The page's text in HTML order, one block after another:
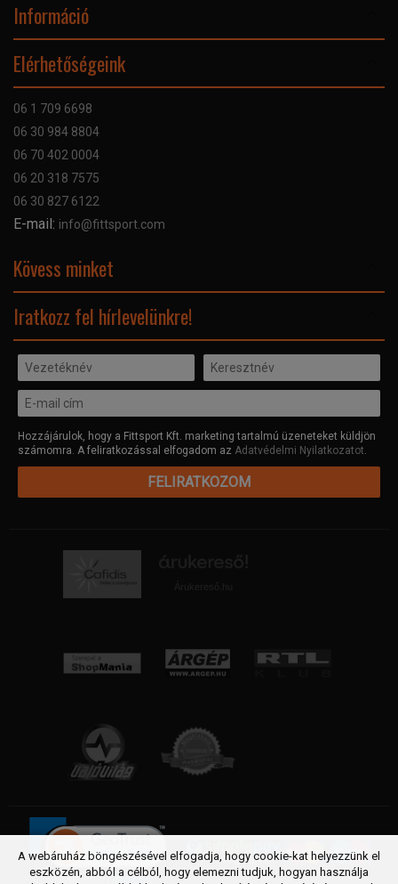
Információ
Bankkártyás fizetés
Adatvédelmi nyilatkozat
Elérhetőségeink
06 1 709 6698
06 30 984 8804
06 70 402 0004
06 20 318 7575
06 30 827 6122
E-mail: info@fittsport.com
Kövess minket
Iratkozz fel hírlevelünkre!
Hozzájárulok, hogy a Fittsport Kft. marketing tartalmú üzeneteket küldjön
számomra. A feliratkozással elfogadom az Adatvédelmi Nyilatkozatot.
FELIRATKOZOM
A webáruház böngészésével elfogadja, hogy cookie-kat helyezzünk el
eszközén, abból a célból, hogy elemezni tudjuk, hogyan használja